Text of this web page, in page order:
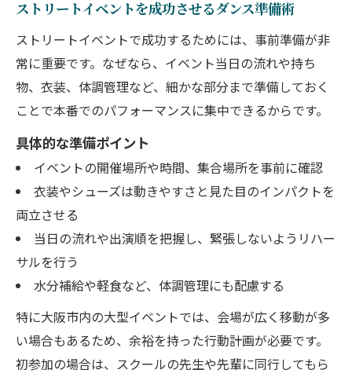
ストリートイベントを成功させるダンス準備術
ストリートイベントで成功するためには、事前準備が非
常に重要です。なぜなら、イベント当日の流れや持ち
物、衣装、体調管理など、細かな部分まで準備しておく
ことで本番でのパフォーマンスに集中できるからです。
具体的な準備ポイント
イベントの開催場所や時間、集合場所を事前に確認
衣装やシューズは動きやすさと見た目のインパクトを
両立させる
当日の流れや出演順を把握し、緊張しないようリハー
サルを行う
水分補給や軽食など、体調管理にも配慮する
特に大阪市内の大型イベントでは、会場が広く移動が多
い場合もあるため、余裕を持った行動計画が必要です。
初参加の場合は、スクールの先生や先輩に同行してもら